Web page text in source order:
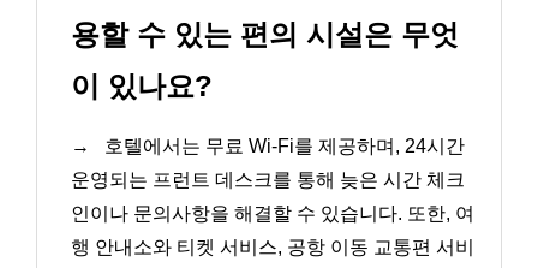
용할 수 있는 편의 시설은 무엇
이 있나요?
→
호텔에서는 무료 Wi-Fi를 제공하며, 24시간
운영되는 프런트 데스크를 통해 늦은 시간 체크
인이나 문의사항을 해결할 수 있습니다. 또한, 여
행 안내소와 티켓 서비스, 공항 이동 교통편 서비